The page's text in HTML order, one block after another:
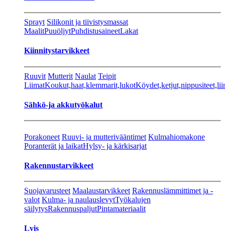
Sprayt Silikonit ja tiivistysmassat
MaalitPuuöljytPuhdistusaineetLakat
Kiinnitystarvikkeet
Ruuvit Mutterit Naulat Teipit
LiimatKoukut,haat,klemmarit,lukot
Sähkö-ja akkutyökalut
Porakoneet Ruuvi- ja mutterivääntimet Kulmahiomakone
Poranterät ja laikatHylsy- ja kärkisarjat
Rakennustarvikkeet
Suojavarusteet Maalaustarvikkeet Rakennuslämmittimet ja -
valot Kulma- ja naulauslevytTyökalujen
säilytysRakennuspaljutPintamateriaalit
Lvis